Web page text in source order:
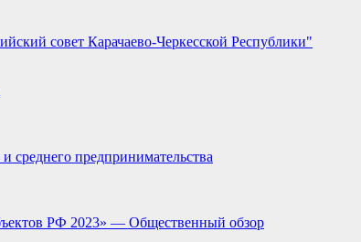
совет Карачаево-Черкесской Республики"
среднего предпринимательства
РФ 2023» — Общественный обзор